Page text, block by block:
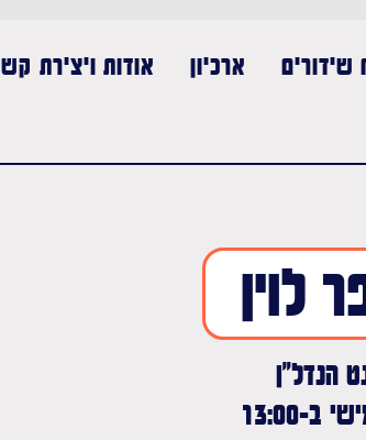
שידורים ארכיון אודות ויצירת
לוין
הנדל"ן
ב-13:00